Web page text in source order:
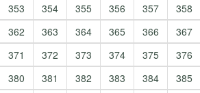
353
354 355 356 357 358
362
363 364 365 366 367
371
372 373 374 375 376
380
381 382 383 384 385